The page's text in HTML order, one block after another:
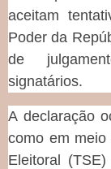
aceitam
Poder da
de
signatários.
A declaração
como em meio
Eleitoral